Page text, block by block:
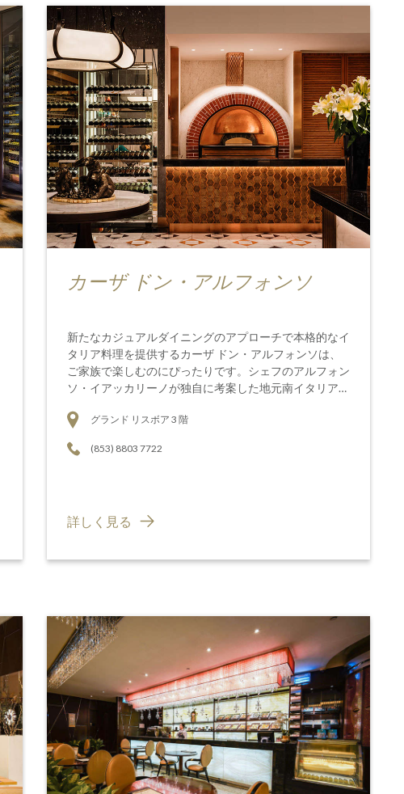
カーザ ドン・アルフォンソ
新たなカジュアルダイニングのアプローチで本格的なイ
タリア料理を提供するカーザ ドン・アルフォンソは、
ご家族で楽しむのにぴったりです。シェフのアルフォン
ソ・イアッカリーノが独自に考案した地元南イタリアの
グランド リスボア 3 階
(853) 8803 7722
詳しく見る